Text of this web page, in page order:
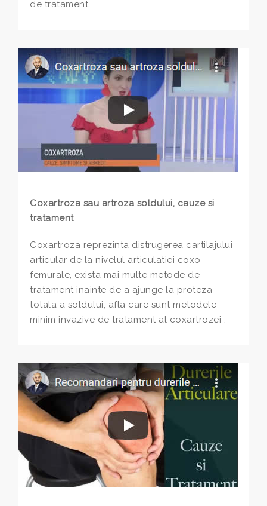
de tratament.
Coxartroza sau artroza soldului, cauze si
tratament
Coxartroza reprezinta distrugerea cartilajului
articular de la nivelul articulatiei coxo-
femurale, exista mai multe metode de
tratament inainte de a ajunge la proteza
totala a soldului, afla care sunt metodele
minim invazive de tratament al coxartrozei .